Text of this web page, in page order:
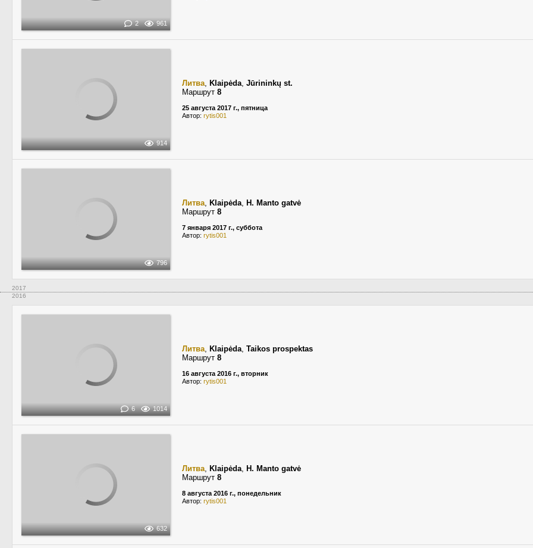
2 961
914
Литва, Klaipėda, Jūrininkų st.
Маршрут 8
25 августа 2017 г., пятница
Автор: rytis001
796
Литва, Klaipėda, H. Manto gatvė
Маршрут 8
7 января 2017 г., суббота
Автор: rytis001
2017
2016
6 1014
Литва, Klaipėda, Taikos prospektas
Маршрут 8
16 августа 2016 г., вторник
Автор: rytis001
632
Литва, Klaipėda, H. Manto gatvė
Маршрут 8
8 августа 2016 г., понедельник
Автор: rytis001